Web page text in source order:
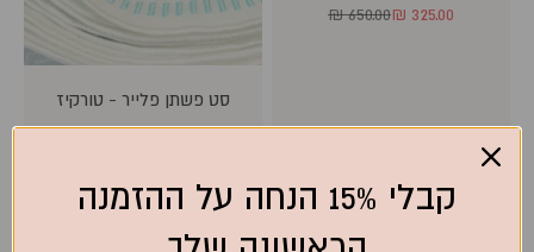
מחיר מבצע
325.00 ₪ מחיר רגיל
650.00 ₪
סט פשתן פלייר - טורקיז
מחיר מבצע
850.00 ₪
קבלי 15% הנחה על ההזמנה